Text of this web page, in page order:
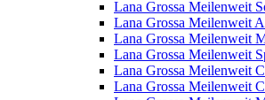
Lana Grossa Meilenweit
Lana Grossa Meilenweit
Lana Grossa Meilenweit
Lana Grossa Meilenweit
Lana Grossa Meilenweit
Lana Grossa Meilenweit